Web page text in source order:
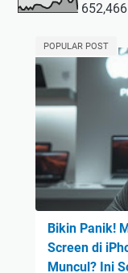
652,466
POPULAR POST
Bikin Panik!
Screen di
Muncul? Ini